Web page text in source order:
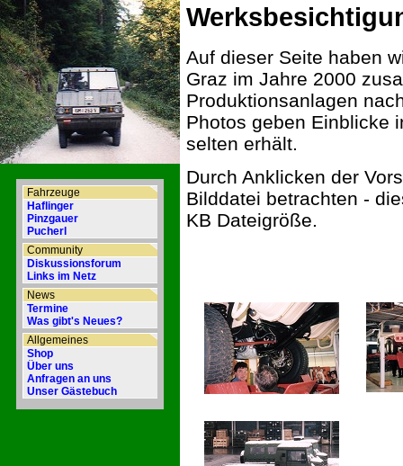
Fahrzeuge
Haflinger
Pinzgauer
Pucherl
Community
Diskussionsforum
Links im Netz
News
Termine
Was gibt's Neues?
Allgemeines
Shop
Über uns
Anfragen an uns
Unser Gästebuch
Auf dieser Seite haben
Graz im Jahre 2000
Produktionsanlagen
Photos geben Einblicke
selten erhält.
Durch Anklicken der
Bilddatei betrachten -
KB Dateigröße.